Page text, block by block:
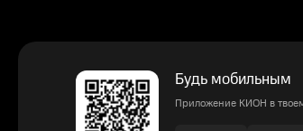
Будь мобильным
Приложение КИОН в